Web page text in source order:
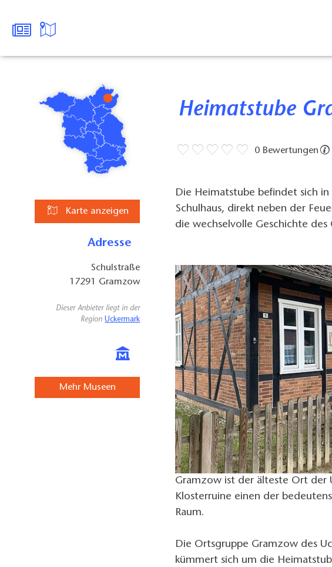
Karte anzeigen
Adresse
Schulstraße
17291 Gramzow
Dieser Anbieter liegt in der
RegionUckermark
Mehr Museen
Heimatstube
0 Bewertungen
Die Heimatstube befindet sich
Schulhaus, direkt neben der
die wechselvolle Geschichte des
Gramzow ist der älteste Ort der
Klosterruine einen der
Raum.
Die Ortsgruppe Gramzow des
kümmert sich um die